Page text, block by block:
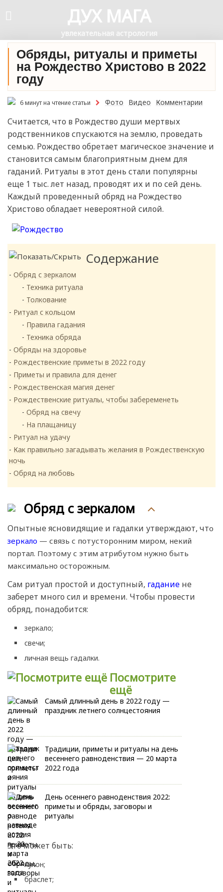
ДУХ МАГА
увлекательная астрология
Обряды, ритуалы и приметы
на Рождество Христово в 2022
году
6 минут на чтение статьи Фото Видео Комментарии
Считается, что в Рождество души мертвых
родственников спускаются на землю, проведать
семью. Рождество обретает магическое значение и
становится самым благоприятным днем для
гаданий. Ритуалы в этот день стали популярны
еще 1 тыс. лет назад, проводят их и по сей день.
Каждый проведенный обряд на Рождество
Христово обладает невероятной силой.
Содержание
Обряд с зеркалом
Техника ритуала
Толкование
Ритуал с кольцом
Правила гадания
Техника обряда
Обряды на здоровье
Рождественские приметы в 2022 году
Приметы и правила для денег
Рождественская магия денег
Рождественские ритуалы, чтобы забеременеть
Обряд на свечу
На плащаницу
Ритуал на удачу
Как правильно загадывать желания в Рождественскую
ночь
Обряд на любовь
Обряд с зеркалом
Опытные ясновидящие и гадалки утверждают, что
зеркало — связь с потусторонним миром, некий
портал. Поэтому с этим атрибутом нужно быть
максимально осторожным.
Сам ритуал простой и доступный, гадание не
заберет много сил и времени. Чтобы провести
обряд, понадобится:
зеркало;
свечи;
личная вещь гадалки.
Посмотрите
ещё
Самый длинный день в 2022 году —
праздник летнего солнцестояния
Традиции, приметы и ритуалы на день
весеннего равноденствия — 20 марта
2022 года
День осеннего равноденствия 2022:
приметы и обряды, заговоры и
ритуалы
Это может быть:
кулон;
браслет;